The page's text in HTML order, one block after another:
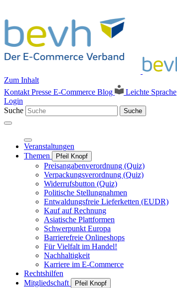
Zum Inhalt
Kontakt Presse E-Commerce Blog
Leichte Sprache
Login
Suche
Suche
Veranstaltungen
Themen
Pfeil Knopf
Preisangabenverordnung (Quiz)
Verpackungsverordnung (Quiz)
Widerrufsbutton (Quiz)
Politische Stellungnahmen
Entwaldungsfreie Lieferketten (EUDR)
Kauf auf Rechnung
Asiatische Plattformen
Schwerpunkt Europa
Barrierefreie Onlineshops
Für Vielfalt im Handel!
Nachhaltigkeit
Karriere im E-Commerce
Rechtshilfen
Mitgliedschaft
Pfeil Knopf